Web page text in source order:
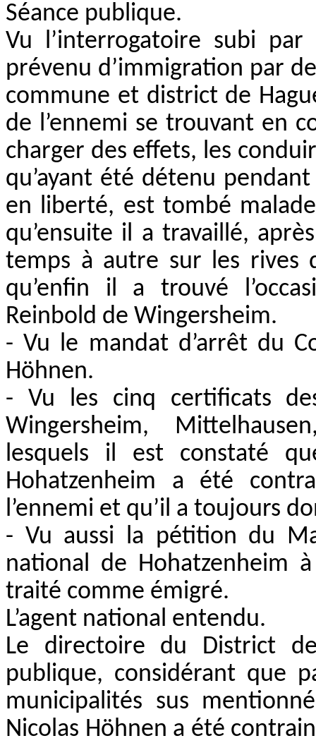
Séance publique.
Vu l’interrogatoire subi par
prévenu d’immigration par
commune et district de
de l’ennemi se trouvant en
charger des effets, les
qu’ayant été détenu
en liberté, est tombé
qu’ensuite il a travaillé,
temps à autre sur les rives
qu’enfin il a trouvé
Reinbold de Wingersheim.
- Vu le mandat d’arrêt du
Höhnen.
- Vu les cinq certificats
Wingersheim,
lesquels il est constaté
Hohatzenheim a été
l’ennemi et qu’il a toujours
- Vu aussi la pétition du
national de Hohatzenheim à
traité comme émigré.
L’agent national entendu.
Le directoire du District
publique, considérant que
municipalités sus
Nicolas Höhnen a été